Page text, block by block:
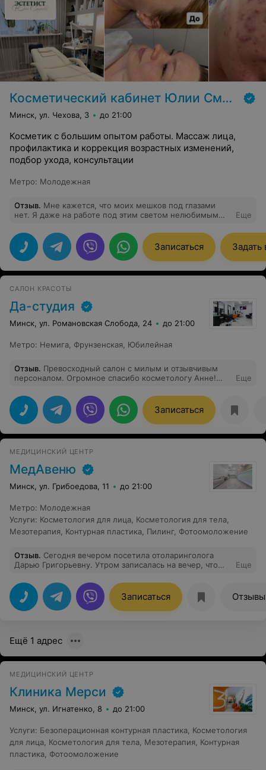
Косметический кабинет Юлии Смирновой
Минск, ул. Чехова, 3 до 21:00
Косметик с большим опытом работы. Массаж лица,
профилактика и коррекция возрастных изменений,
подбор ухода, консультации
Метро: Молодежная
Отзыв. Мне кажется, что моих мешков под глазами
нет. Я даже на работе под этим светом нелюбимым
Еще
Записаться Задать
САЛОН КРАСОТЫ
Да-студия
Минск, ул. Романовская Слобода, 24 до 21:00
Метро: Немига, Фрунзенская, Юбилейная
Отзыв. Превосходный салон с милым и отзывчивым
персоналом. Огромное спасибо косметологу Анне!
качественную процедуру! Быстро, с минимальным
дискомфортом, всем рекомендую, кто ищет хорошего
мастера и хороший салон!
Еще
Записаться
МЕДИЦИНСКИЙ ЦЕНТР
МедАвеню
Минск, ул. Грибоедова, 11 до 21:00
Метро: Молодежная
Услуги: Косметология для лица, Косметология для тела,
Мезотерапия, Контурная пластика, Пилинг, Фотоомоложение
Отзыв. Сегодня вечером посетила отоларинголога
Дарью Григорьевну. Утром записалась на вечер, что
даже согласилась на дополнительную манипуляцию,
хотя изначально не планировала. Получила понятную
консультацию, рекомендации и назначения. Цена
вполне посильная. Благодарю.
Еще
Записаться Отзывы
Ещё 1 адрес
МЕДИЦИНСКИЙ ЦЕНТР
Клиника Мерси
Минск, ул. Игнатенко, 8 до 21:00
Услуги: Безоперационная контурная пластика, Косметология
для лица, Косметология для тела, Мезотерапия, Контурная
пластика, Фотоомоложение